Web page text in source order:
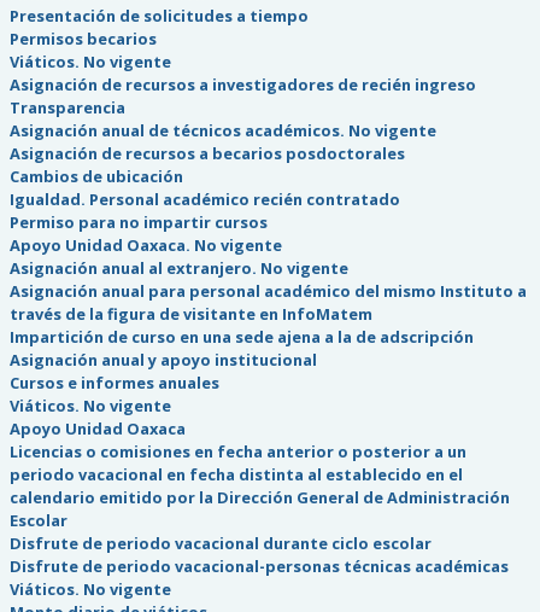
Presentación de solicitudes a tiempo
Permisos becarios
Viáticos. No vigente
Asignación de recursos a investigadores de recién ingreso
Transparencia
Asignación anual de técnicos académicos. No vigente
Asignación de recursos a becarios posdoctorales
Cambios de ubicación
Igualdad. Personal académico recién contratado
Permiso para no impartir cursos
Apoyo Unidad Oaxaca. No vigente
Asignación anual al extranjero. No vigente
Asignación anual para personal académico del mismo Instituto a
través de la figura de visitante en InfoMatem
Impartición de curso en una sede ajena a la de adscripción
Asignación anual y apoyo institucional
Cursos e informes anuales
Viáticos. No vigente
Apoyo Unidad Oaxaca
Licencias o comisiones en fecha anterior o posterior a un
periodo vacacional en fecha distinta al establecido en el
calendario emitido por la Dirección General de Administración
Escolar
Disfrute de periodo vacacional durante ciclo escolar
Disfrute de periodo vacacional-personas técnicas académicas
Viáticos. No vigente